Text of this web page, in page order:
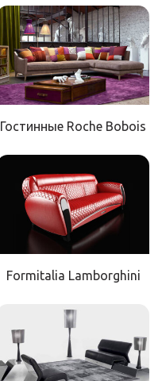
Гостинные Roche Bobois
Formitalia Lamborghini